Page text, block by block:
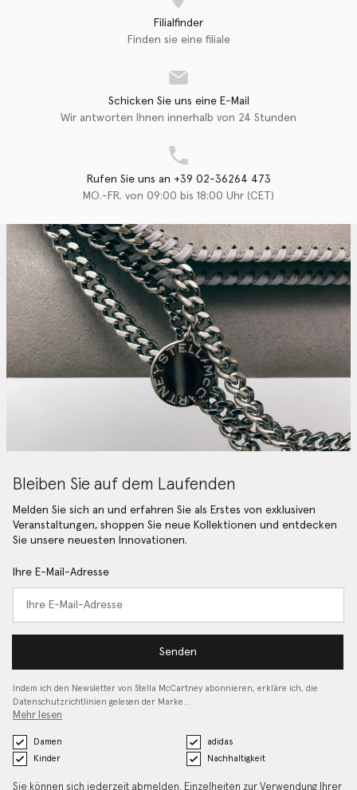
Filialfinder
Finden sie eine filiale
Schicken Sie uns eine E-Mail
Wir antworten Ihnen innerhalb von 24 Stunden
Rufen Sie uns an +39 02-36264 473
MO.-FR. von 09:00 bis 18:00 Uhr (CET)
Bleiben Sie auf dem Laufenden
Melden Sie sich an und erfahren Sie als Erstes von exklusiven
Veranstaltungen, shoppen Sie neue Kollektionen und entdecken
Sie unsere neuesten Innovationen.
Ihre E-Mail-Adresse
Senden
Indem ich den Newsletter von Stella McCartney abonnieren, erkläre ich, die
Datenschutzrichtlinien gelesen der Marke…
Mehr lesen
Damen
adidas
Kinder
Nachhaltigkeit
Sie können sich jederzeit abmelden. Einzelheiten zur Verwendung Ihrer